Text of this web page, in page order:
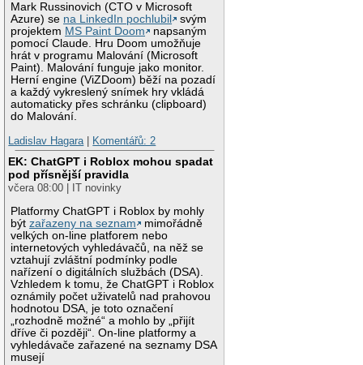
Mark Russinovich (CTO v Microsoft
Azure) se na LinkedIn pochlubil
svým
projektem MS Paint Doom
napsaným
pomocí Claude. Hru Doom umožňuje
hrát v programu Malování (Microsoft
Paint). Malování funguje jako monitor.
Herní engine (ViZDoom) běží na pozadí
a každý vykreslený snímek hry vkládá
automaticky přes schránku (clipboard)
do Malování.
Ladislav Hagara
Komentářů: 2
EK: ChatGPT i Roblox mohou spadat
pod přísnější pravidla
včera 08:00 | IT novinky
Platformy ChatGPT i Roblox by mohly
býtzařazeny na seznam
mimořádně
velkých on-line platforem nebo
internetových vyhledávačů, na něž se
vztahují zvláštní podmínky podle
nařízení o digitálních službách (DSA).
Vzhledem k tomu, že ChatGPT i Roblox
oznámily počet uživatelů nad prahovou
hodnotou DSA, je toto označení
„rozhodně možné“ a mohlo by „přijít
dříve či později“. On-line platformy a
vyhledávače zařazené na seznamy DSA
musejí